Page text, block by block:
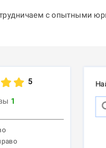
с опытными
5
1